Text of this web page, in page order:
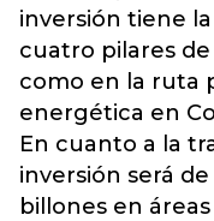
inversión tiene
cuatro pilares
como en la ruta
energética en
En cuanto a la
inversión será
billones en